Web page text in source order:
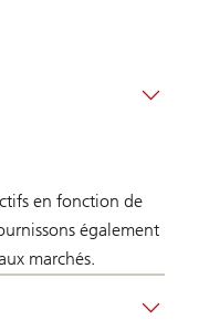
en fonction de
également
marchés.